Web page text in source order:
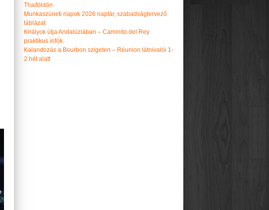
Thaiföldön
Munkaszüneti napok 2026 naptár, szabadságtervező
táblázat
Királyok útja Andalúziában – Caminito del Rey
praktikus infók
Kalandozás a Bourbon szigeten – Réunion látnivalói 1-
2 hét alatt